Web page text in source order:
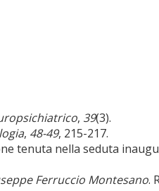
, 39(3).
, 48-49, 215-217.
tenuta nella seduta
Ferruccio Montesano.